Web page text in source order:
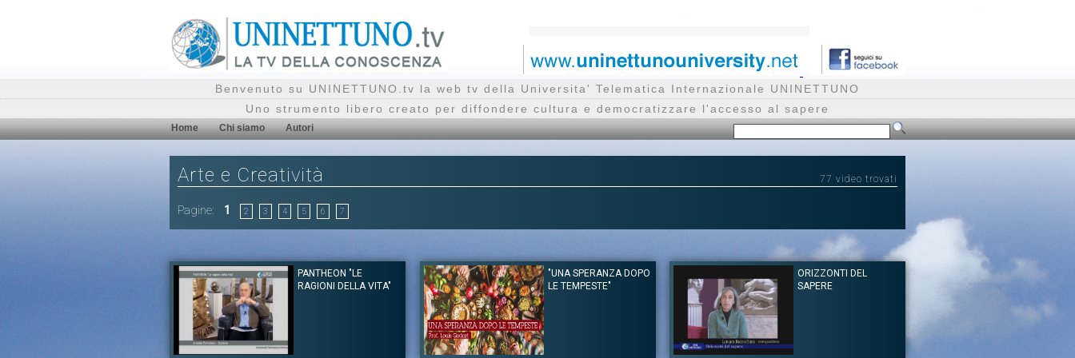
Benvenuto su UNINETTUNO.tv la web tv della Universita' Telematica Internazionale UNINETTUNO
Uno strumento libero creato per diffondere cultura e democratizzare l'accesso al sapere
Home Chi siamo Autori
Arte e Creatività 77 video trovati
Pagine: 1 2 3 4 5 6 7
PANTHEON "LE
RAGIONI DELLA VITA"
"UNA SPERANZA DOPO
LE TEMPESTE"
ORIZZONTI DEL
SAPERE